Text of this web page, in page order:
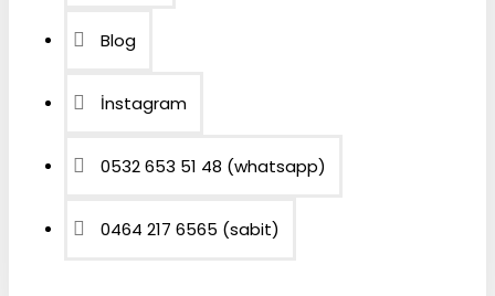
Blog
İnstagram
0532 653 51 48 (whatsapp)
0464 217 6565 (sabit)